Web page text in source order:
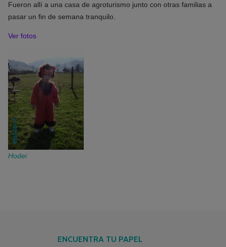
Fueron allí a una casa de agroturismo junto con otras familias a
pasar un fin de semana tranquilo.
Ver fotos
Hodei
ENCUENTRA TU PAPEL